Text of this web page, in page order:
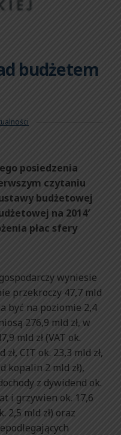
budżetem
posiedzenia
czytaniu
budżetowej
na 2014′
płac sfery
wyniesie
przekroczy 47,7 mld
być na poziomie 2,4
276,9 mld zł, w
mld zł (VAT ok.
zł, CIT ok. 23,3 mld zł,
kopalin 2 mld zł),
z dywidend ok.
i grzywien ok. 17,6
2,5 mld zł) oraz